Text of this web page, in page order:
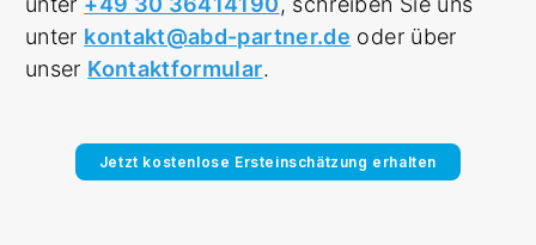
unter kontakt@abd-partner.de oder über
unser Kontaktformular.
Jetzt kostenlose Ersteinschätzung erhalten